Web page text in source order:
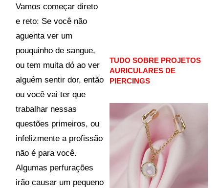
Vamos começar direto
e reto: Se você não
aguenta ver um
pouquinho de sangue,
ou tem muita dó ao ver
alguém sentir dor, então
ou você vai ter que
trabalhar nessas
questões primeiros, ou
infelizmente a profissão
não é para você.
Algumas perfurações
irão causar um pequeno
TUDO SOBRE PROJETOS
AURICULARES DE
PIERCINGS